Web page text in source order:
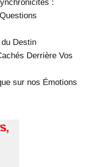
:
Destin
Derrière Vos
sur nos Émotions